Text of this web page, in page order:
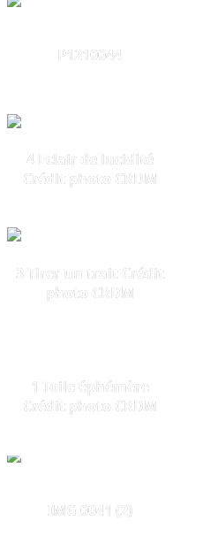
P1210044
4 Eclair de lucidité
Crédit photo CRDM
3 Tirer un trait Crédit
photo CRDM
1 Toile éphémère
Crédit photo CRDM
IMG 0041 (2)